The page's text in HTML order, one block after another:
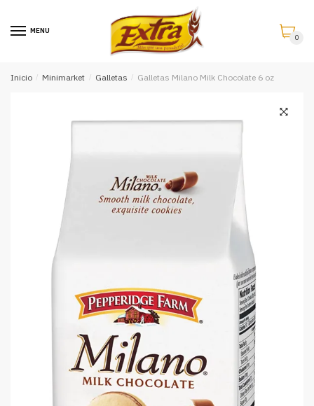
MENU
0
Inicio / Minimarket / Galletas / Galletas Milano Milk Chocolate 6 oz